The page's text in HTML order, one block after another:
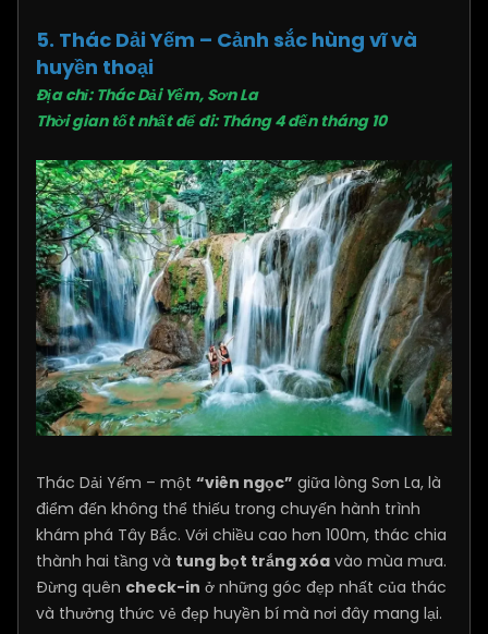
5. Thác Dải Yếm – Cảnh sắc hùng vĩ và
huyền thoại
Địa chỉ: Thác Dải Yếm, Sơn La
Thời gian tốt nhất để đi: Tháng 4 đến tháng 10
Thác Dải Yếm – một “viên ngọc” giữa lòng Sơn La, là
điểm đến không thể thiếu trong chuyến hành trình
khám phá Tây Bắc. Với chiều cao hơn 100m, thác chia
thành hai tầng và tung bọt trắng xóa vào mùa mưa.
Đừng quên check-in ở những góc đẹp nhất của thác
và thưởng thức vẻ đẹp huyền bí mà nơi đây mang lại.